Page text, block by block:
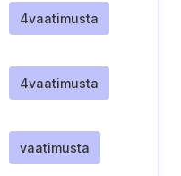
4vaatimusta
4vaatimusta
vaatimusta